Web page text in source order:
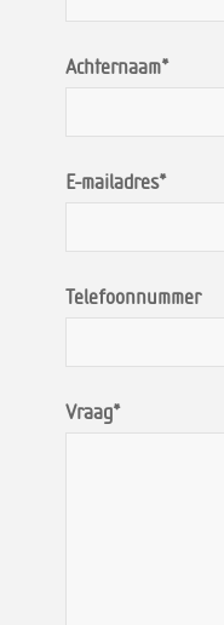
Achternaam*
E-mailadres*
Telefoonnummer
Vraag*